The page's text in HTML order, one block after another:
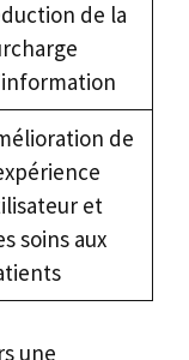
de la
de
et
soins aux
une